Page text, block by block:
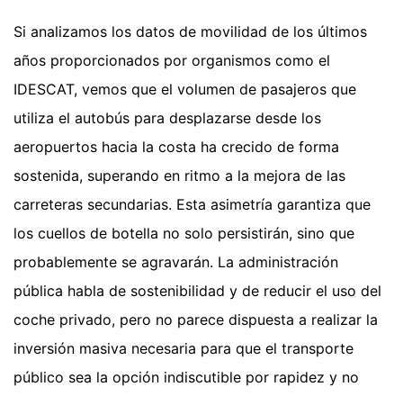
Si analizamos los datos de movilidad de los últimos
años proporcionados por organismos como el
IDESCAT, vemos que el volumen de pasajeros que
utiliza el autobús para desplazarse desde los
aeropuertos hacia la costa ha crecido de forma
sostenida, superando en ritmo a la mejora de las
carreteras secundarias. Esta asimetría garantiza que
los cuellos de botella no solo persistirán, sino que
probablemente se agravarán. La administración
pública habla de sostenibilidad y de reducir el uso del
coche privado, pero no parece dispuesta a realizar la
inversión masiva necesaria para que el transporte
público sea la opción indiscutible por rapidez y no